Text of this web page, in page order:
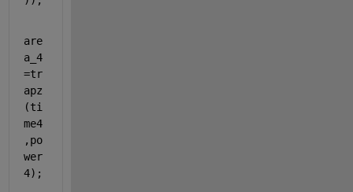
are
a_4
=tr
apz
(ti
me4
,po
wer
4);